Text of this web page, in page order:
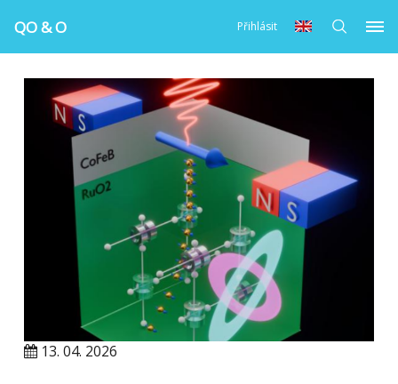
QO & O Přihlásit
13. 04. 2026